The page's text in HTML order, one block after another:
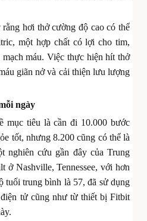
hơi thở cường độ cao có thể
một hợp chất có lợi cho tim,
máu. Việc thực hiện hít thở
giãn nở và cải thiện lưu lượng
ngày
mục tiêu là cần đi 10.000 bước
tốt, nhưng 8.200 cũng có thể là
nghiên cứu gần đây của Trung
ở Nashville, Tennessee, với hơn
tuổi trung bình là 57, đã sử dụng
tử cũng như từ thiết bị Fitbit